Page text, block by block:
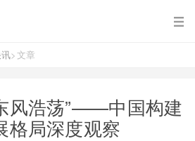
>文章
风浩荡”——中国构建
格局深度观察